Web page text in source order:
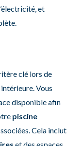
et
clé lors de
Vous
disponible afin
piscine
Cela inclut